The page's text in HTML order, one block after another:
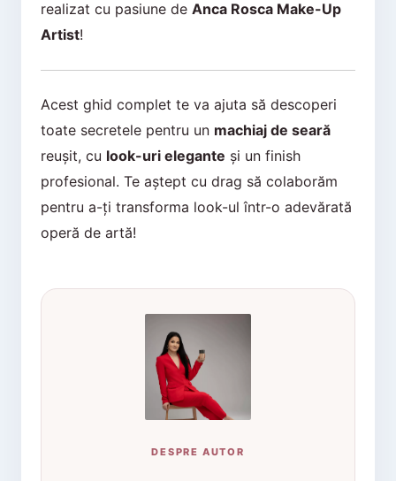
realizat cu pasiune de Anca Rosca Make-Up
Artist!
Acest ghid complet te va ajuta să descoperi
toate secretele pentru un machiaj de seară
reușit, cu look-uri elegante și un finish
profesional. Te aștept cu drag să colaborăm
pentru a-ți transforma look-ul într-o adevărată
operă de artă!
DESPRE AUTOR